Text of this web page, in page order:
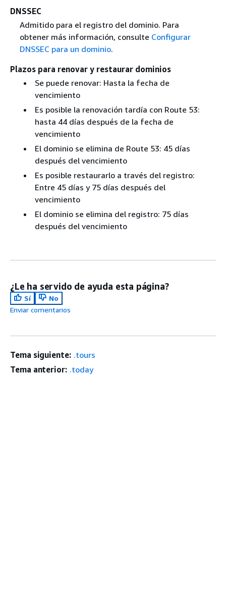
DNSSEC
Admitido para el registro del dominio. Para
obtener más información, consulte Configurar
DNSSEC para un dominio.
Plazos para renovar y restaurar dominios
Se puede renovar: Hasta la fecha de
vencimiento
Es posible la renovación tardía con Route 53:
hasta 44 días después de la fecha de
vencimiento
El dominio se elimina de Route 53: 45 días
después del vencimiento
Es posible restaurarlo a través del registro:
Entre 45 días y 75 días después del
vencimiento
El dominio se elimina del registro: 75 días
después del vencimiento
¿Le ha servido de ayuda esta página?
Sí
No
Enviar comentarios
Tema siguiente: .tours
Tema anterior: .today